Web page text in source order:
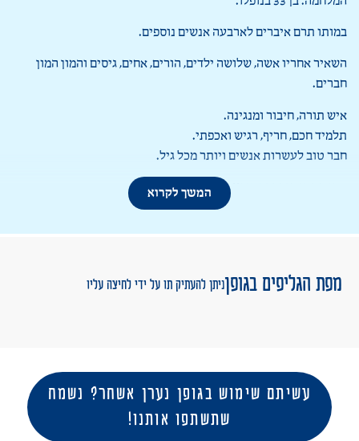
במותו תרם איברים לארבעה אנשים נוספים.
השאיר אחריו אשה, שלושה ילדים, הורים, אחים, גיסים והמון המון
חברים.
איש תורה, חיבור ומנגינה.
תלמיד חכם, חריף, רגיש ואכפתי.
חבר טוב לעשרות אנשים ויותר מכל גיל.
המשך לקרוא
מפת הגליפים בגופןניתן להעתיק תו על ידי לחיצה עליו
עשיתם שימוש בגופן נערן אשחר? נשמח
שתשתפו אותנו!